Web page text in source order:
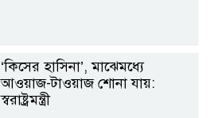
‘কিসের হাসিনা’, মাঝেমধ্যে
আওয়াজ-টাওয়াজ শোনা যায়:
স্বরাষ্ট্রমন্ত্রী